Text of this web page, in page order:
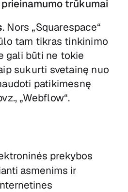
prieinamumo trūkumai
. Nors „Squarespace“
tam tikras tinkinimo
gali būti ne tokie
sukurti svetainę nuo
patikimesnę
„Webflow“.
prekybos
asmenims ir